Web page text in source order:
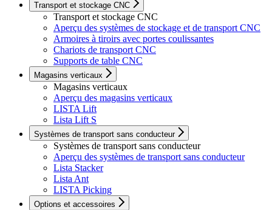
Transport et stockage CNC
Transport et stockage CNC
Aperçu des systèmes de stockage et de transport CNC
Armoires à tiroirs avec portes coulissantes
Chariots de transport CNC
Supports de table CNC
Magasins verticaux
Magasins verticaux
Aperçu des magasins verticaux
LISTA Lift
Lista Lift S
Systèmes de transport sans conducteur
Systèmes de transport sans conducteur
Aperçu des systèmes de transport sans conducteur
Lista Stacker
Lista Ant
LISTA Picking
Options et accessoires